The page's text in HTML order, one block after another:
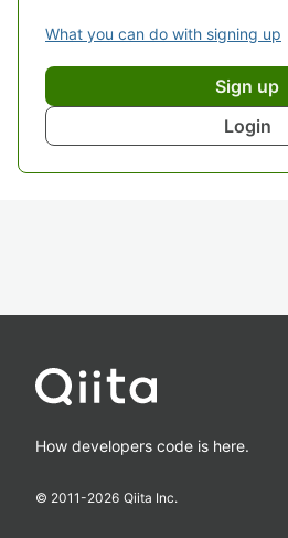
What you can do with signing up
Sign up
Login
How developers code is here.
© 2011-2026 Qiita Inc.